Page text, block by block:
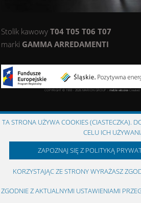
Stolik kawowyT04 T05 T06 T07
marki GAMMA ARREDAMENTI
COPYRIGHT © 1993 - 2026 MARION GROUP ::meble włoskie
TA STRONA UŻYWA COOKIES (CIASTECZKA).
CELU ICH
ZAPOZNAJ SIĘ Z POLITYKĄ
KORZYSTAJĄC ZE STRONY WYRAŻASZ
ZGODNIE Z AKTUALNYMI USTAWIENIAMI